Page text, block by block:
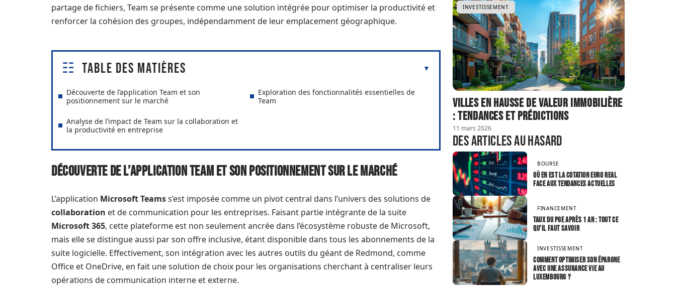
partage de fichiers, Team se présente comme une solution intégrée pour optimiser la productivité et
renforcer la cohésion des groupes, indépendamment de leur emplacement géographique.
Table des matières
Découverte de l’application Team et son
positionnement sur le marché
Exploration des fonctionnalités essentielles de
Team
Analyse de l’impact de Team sur la collaboration et
la productivité en entreprise
Découverte de l’application Team et son positionnement sur le marché
L’application Microsoft Teamss’est imposée comme un pivot central dans l’univers des solutions de
collaboration et de communication pour les entreprises. Faisant partie intégrante de la suite
Microsoft 365, cette plateforme est non seulement ancrée dans l’écosystème robuste de Microsoft,
mais elle se distingue aussi par son offre inclusive, étant disponible dans tous les abonnements de la
suite logicielle. Effectivement, son intégration avec les autres outils du géant de Redmond, comme
Office et OneDrive, en fait une solution de choix pour les organisations cherchant à centraliser leurs
opérations de communication interne et externe.
INVESTISSEMENT
Villes en hausse de valeur immobilière
: tendances et prédictions
11 mars 2026
Des articles au hasard
BOURSE
Où en est la cotation euro real
face aux tendances actuelles
FINANCEMENT
Taux du PGE après 1 an : tout ce
qu’il faut savoir
INVESTISSEMENT
Comment optimiser son épargne
avec une assurance vie au
Luxembourg ?